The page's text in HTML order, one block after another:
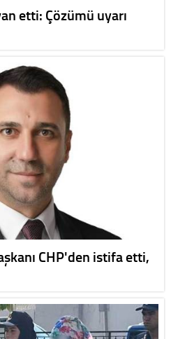
etti: Çözümü uyarı
CHP'den istifa etti,